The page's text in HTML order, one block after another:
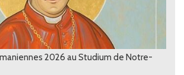
2026 au Studium de Notre-